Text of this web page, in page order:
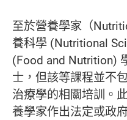
至於營養學家（
養科學 (Nutritional
(Food and Nutrition)
士，但該等課程並不
治療學的相關培訓。
養學家作出法定或政